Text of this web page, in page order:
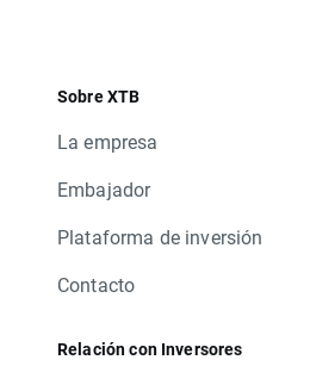
Sobre XTB
La empresa
Embajador
Plataforma de inversión
Contacto
Relación con Inversores